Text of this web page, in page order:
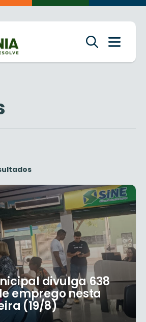
divulga 638
emprego nesta
(19/8)